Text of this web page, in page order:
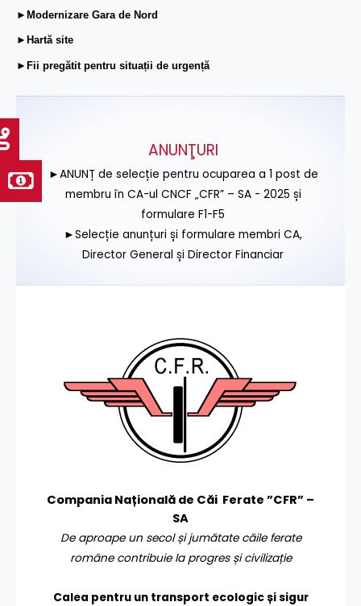
►Modernizare Gara de Nord
►Hartă site
►Fii pregătit pentru situații de urgență
ANUNŢURI
►ANUNȚ de selecție pentru ocuparea a 1 post de
membru în CA-ul CNCF „CFR” – SA - 2025 și
formulare F1-F5
►Selecție anunțuri și formulare membri CA,
Director General și Director Financiar
Compania Națională de Căi Ferate ”CFR” –
SA
De aproape un secol și jumătate căile ferate
române contribuie la progres și civilizație
Calea pentru un transport ecologic și sigur